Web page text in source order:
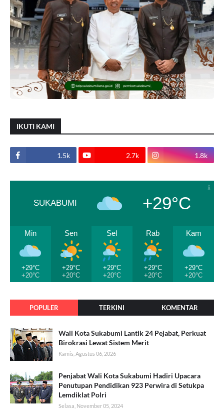
IKUTI KAMI
1.5k 2.7k 1.8k
SUKABUMI +29°C
Min
+29°C
+20°C
Sen
+29°C
+20°C
Sel
+29°C
+20°C
Rab
+29°C
+20°C
Kam
+29°C
+20°C
POPULER TERKINI KOMENTAR
Wali Kota Sukabumi Lantik 24 Pejabat, Perkuat
Birokrasi Lewat Sistem Merit
Kamis, Agustus 06, 2026
Penjabat Wali Kota Sukabumi Hadiri Upacara
Penutupan Pendidikan 923 Perwira di Setukpa
Lemdiklat Polri
Selasa, November 05, 2024